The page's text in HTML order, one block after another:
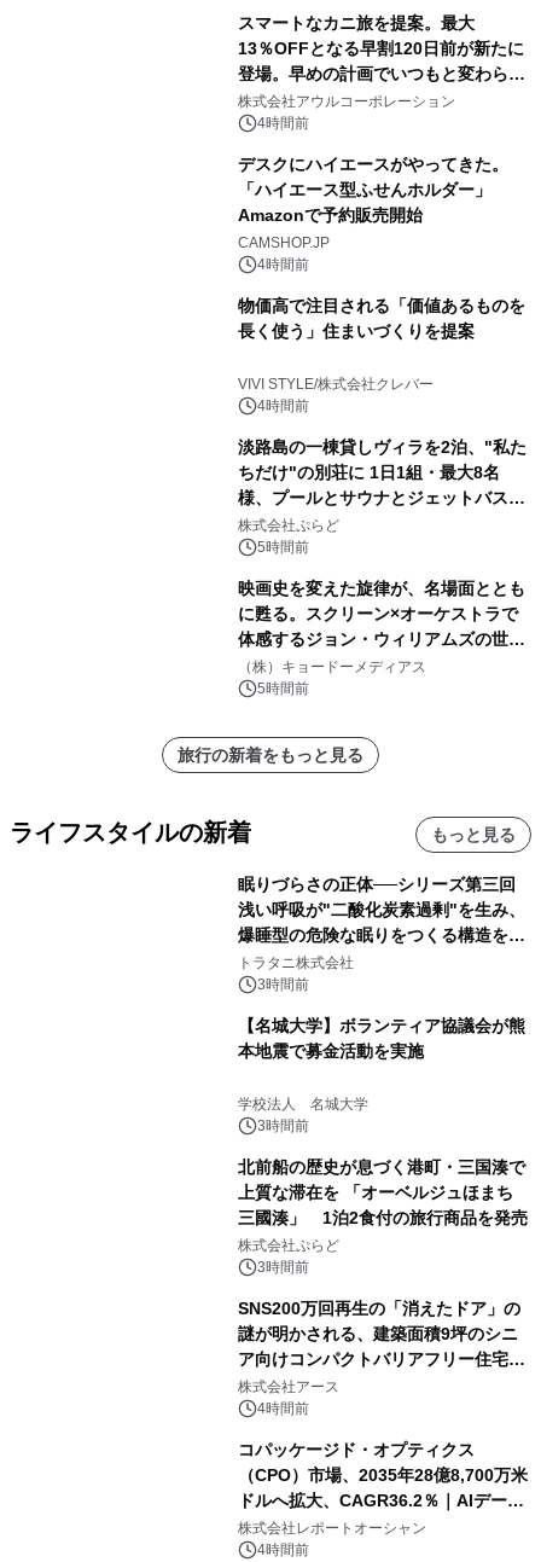
スマートなカニ旅を提案。最大
13％OFFとなる早割120日前が新たに
登場。早めの計画でいつもと変わらぬ
大人の冬旅を。ー夕日ヶ浦温泉「佳松
苑 別邸ふうか」ー
株式会社アウルコーポレーション
4時間前
デスクにハイエースがやってきた。
「ハイエース型ふせんホルダー」
Amazonで予約販売開始
CAMSHOP.JP
4時間前
物価高で注目される「価値あるものを
長く使う」住まいづくりを提案
VIVI STYLE/株式会社クレバー
4時間前
淡路島の一棟貸しヴィラを2泊、"私た
ちだけ"の別荘に 1日1組・最大8名
様、プールとサウナとジェットバス付
きで Villa Mon Temps AWAJIの連泊
素泊りプラン
株式会社ぷらど
5時間前
映画史を変えた旋律が、名場面ととも
に甦る。スクリーン×オーケストラで
体感するジョン・ウィリアムズの世
界。ジョン・ウィリアムズ：シネマ・
スペクタキュラー・コンサート 開催決
（株）キョードーメディアス
5時間前
旅行の新着をもっと見る
ライフスタイルの新着 もっと見る
眠りづらさの正体──シリーズ第三回
浅い呼吸が"二酸化炭素過剰"を生み、
爆睡型の危険な眠りをつくる構造を解
説
トラタニ株式会社
3時間前
【名城大学】ボランティア協議会が熊
本地震で募金活動を実施
学校法人 名城大学
3時間前
北前船の歴史が息づく港町・三国湊で
上質な滞在を 「オーベルジュほまち
三國湊」 1泊2食付の旅行商品を発売
株式会社ぷらど
3時間前
SNS200万回再生の「消えたドア」の
謎が明かされる、建築面積9坪のシニ
ア向けコンパクトバリアフリー住宅が
誕生
株式会社アース
4時間前
コパッケージド・オプティクス
（CPO）市場、2035年28億8,700万米
ドルへ拡大、CAGR36.2％｜AIデータ
センター・高速光通信需要が成長を加
速
株式会社レポートオーシャン
4時間前